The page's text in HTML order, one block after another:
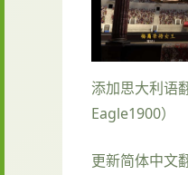
添加思大利语
Eagle1900）
更新简体中文